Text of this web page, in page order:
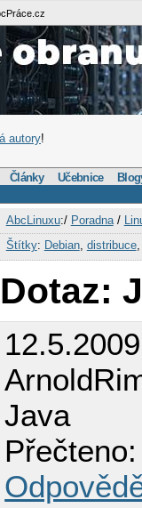
autory!
Články Učebnice
AbcLinuxu:/ Poradna/
Štítky: Debian, distribuce
Dotaz:
Java